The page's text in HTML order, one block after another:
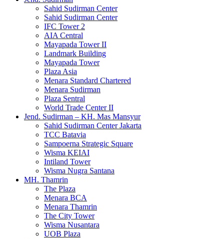
Sahid Sudirman Center
Sahid Sudirman Center
IFC Tower 2
AIA Central
Mayapada Tower II
Landmark Building
Mayapada Tower
Plaza Asia
Menara Standard Chartered
Menara Sudirman
Plaza Sentral
World Trade Center II
Jend. Sudirman – KH. Mas Mansyur
Sahid Sudirman Center Jakarta
TCC Batavia
Sampoerna Strategic Square
Wisma KEIAI
Intiland Tower
Wisma Nugra Santana
MH. Thamrin
The Plaza
Menara BCA
Menara Thamrin
The City Tower
Wisma Nusantara
UOB Plaza